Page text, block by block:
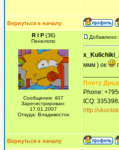
Вернуться к началу
R I P(36)
Пенелопо
Сообщения: 407
Зарегистрирован:
17.01.2007
Откуда: Владивосток
ммм ) ок
Плету
Phone:
ICQ:
http://
Вернуться к началу